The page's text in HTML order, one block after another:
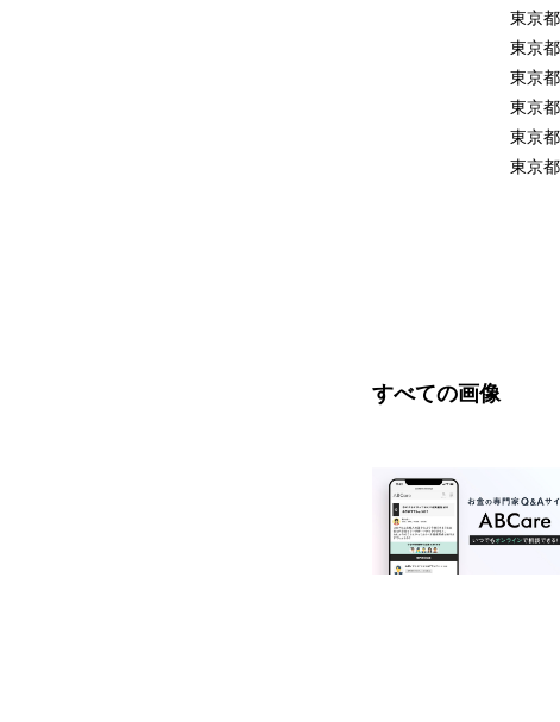
東京都渋谷区渋谷
東京都渋谷区神
東京都中央区銀
東京都千代田区
東京都豊島区西池
東京都渋谷区千
すべての画像